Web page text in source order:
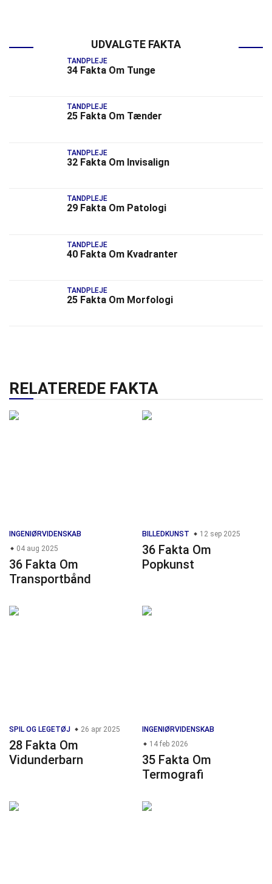
UDVALGTE FAKTA
TANDPLEJE
34 Fakta Om Tunge
TANDPLEJE
25 Fakta Om Tænder
TANDPLEJE
32 Fakta Om Invisalign
TANDPLEJE
29 Fakta Om Patologi
TANDPLEJE
40 Fakta Om Kvadranter
TANDPLEJE
25 Fakta Om Morfologi
RELATEREDE FAKTA
INGENIØRVIDENSKAB
04 aug 2025
36 Fakta Om
Transportbånd
BILLEDKUNST 12 sep 2025
36 Fakta Om
Popkunst
SPIL OG LEGETØJ 26 apr 2025
28 Fakta Om
Vidunderbarn
INGENIØRVIDENSKAB
14 feb 2026
35 Fakta Om
Termografi